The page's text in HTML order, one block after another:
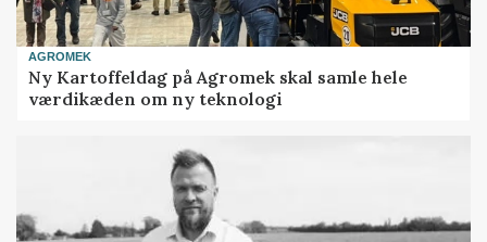
AGROMEK
Ny Kartoffeldag på Agromek skal samle hele
værdikæden om ny teknologi